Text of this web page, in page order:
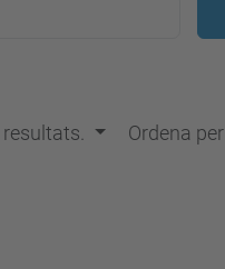
Ordena per